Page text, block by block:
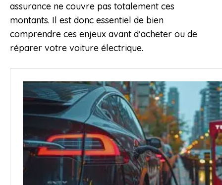
assurance ne couvre pas totalement ces
montants. Il est donc essentiel de bien
comprendre ces enjeux avant d’acheter ou de
réparer votre voiture électrique.